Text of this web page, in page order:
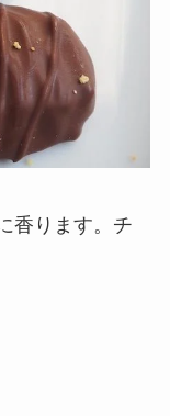
香ります。チ